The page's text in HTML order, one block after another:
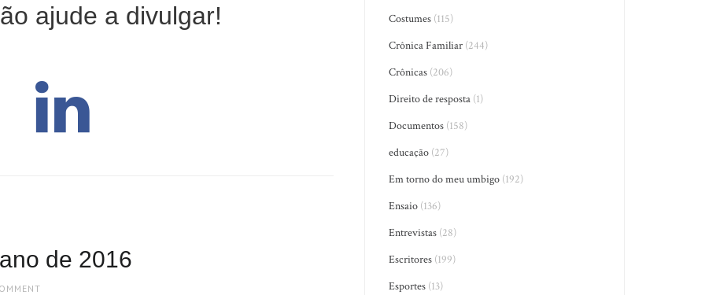
ajude a divulgar!
de 2016
Costumes (115)
Crônica Familiar (244)
Crônicas (206)
Direito de resposta (1)
Documentos (158)
educação (27)
Em torno do meu umbigo (192)
Ensaio (136)
Entrevistas (28)
Escritores (199)
Esportes (13)